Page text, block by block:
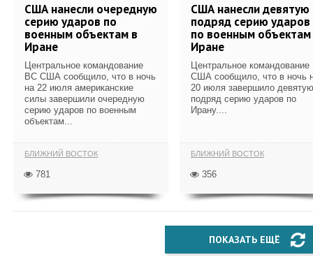
США нанесли очередную
серию ударов по
военным объектам в
Иране
Центральное командование
ВС США сообщило, что в ночь
на 22 июля американские
силы завершили очередную
серию ударов по военным
объектам...
БЛИЖНИЙ ВОСТОК
781
США нанесли девятую
подряд серию ударов
по военным объектам
Иране
Центральное командование
США сообщило, что в ночь
20 июля завершило девятую
подряд серию ударов по
Ирану....
БЛИЖНИЙ ВОСТОК
356
ПОКАЗАТЬ ЕЩЁ